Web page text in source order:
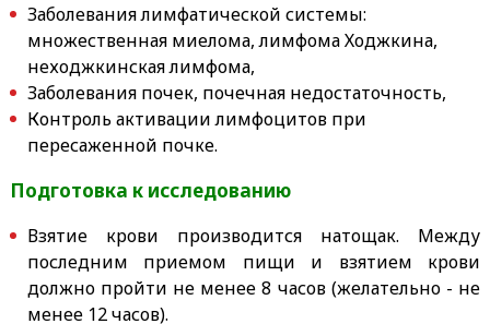
Заболевания лимфатической системы:
множественная миелома, лимфома Ходжкина,
неходжкинская лимфома,
Заболевания почек, почечная недостаточность,
Контроль активации лимфоцитов при
пересаженной почке.
Подготовка к исследованию
Взятие крови производится натощак. Между
последним приемом пищи и взятием крови
должно пройти не менее 8 часов (желательно - не
менее 12 часов).